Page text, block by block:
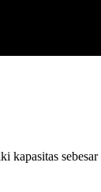
kapasitas